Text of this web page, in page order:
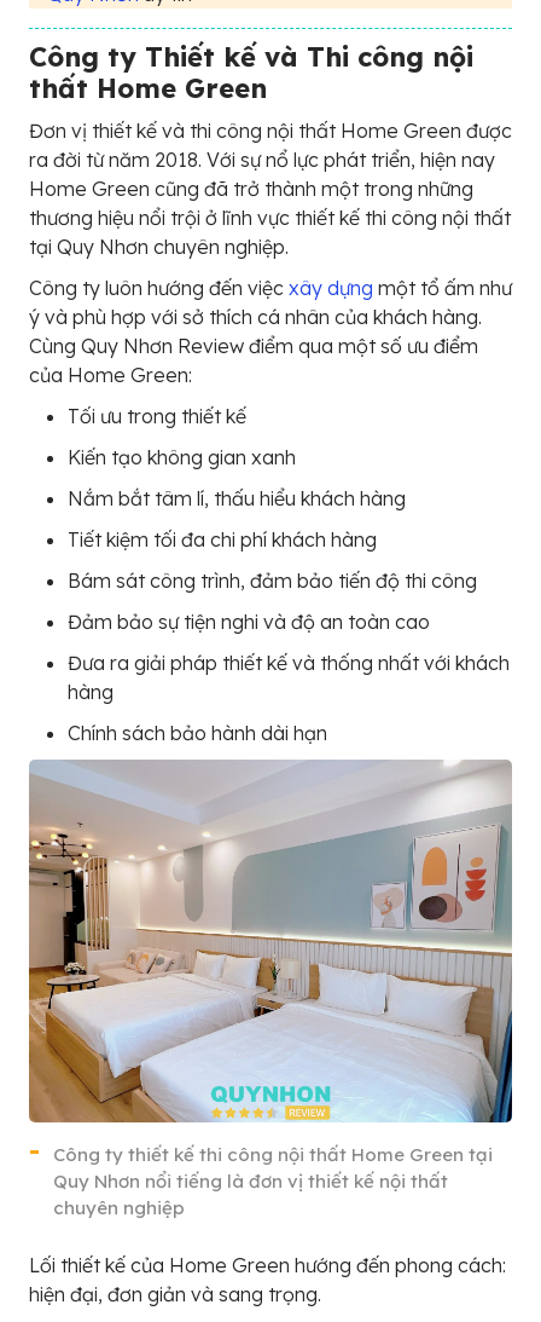
Công ty Thiết kế và Thi công nội
thất Home Green
Đơn vị thiết kế và thi công nội thất Home Green được
ra đời từ năm 2018. Với sự nổ lực phát triển, hiện nay
Home Green cũng đã trở thành một trong những
thương hiệu nổi trội ở lĩnh vực thiết kế thi công nội thất
tại Quy Nhơn chuyên nghiệp.
Công ty luôn hướng đến việc xây dựng một tổ ấm như
ý và phù hợp với sở thích cá nhân của khách hàng.
Cùng Quy Nhơn Review điểm qua một số ưu điểm
của Home Green:
Tối ưu trong thiết kế
Kiến tạo không gian xanh
Nắm bắt tâm lí, thấu hiểu khách hàng
Tiết kiệm tối đa chi phí khách hàng
Bám sát công trình, đảm bảo tiến độ thi công
Đảm bảo sự tiện nghi và độ an toàn cao
Đưa ra giải pháp thiết kế và thống nhất với khách
hàng
Chính sách bảo hành dài hạn
Công ty thiết kế thi công nội thất Home Green tại
Quy Nhơn nổi tiếng là đơn vị thiết kế nội thất
chuyên nghiệp
Lối thiết kế của Home Green hướng đến phong cách:
hiện đại, đơn giản và sang trọng.